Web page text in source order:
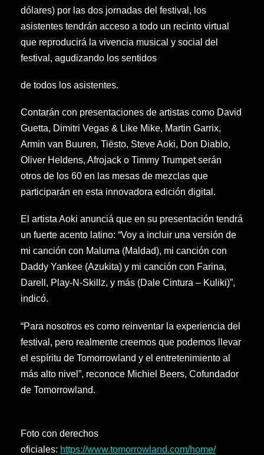
dólares) por las dos jornadas del festival, los
asistentes tendrán acceso a todo un recinto virtual
que reproducirá la vivencia musical y social del
festival, agudizando los sentidos
de todos los asistentes.
Contarán con presentaciones de artistas como David
Guetta, Dimitri Vegas & Like Mike, Martin Garrix,
Armin van Buuren, Tiësto, Steve Aoki, Don Diablo,
Oliver Heldens, Afrojack o Timmy Trumpet serán
otros de los 60 en las mesas de mezclas que
participarán en esta innovadora edición digital.
El artista Aoki anunciá que en su presentación tendrá
un fuerte acento latino: “Voy a incluir una versión de
mi canción con Maluma (Maldad), mi canción con
Daddy Yankee (Azukita) y mi canción con Farina,
Darell, Play-N-Skillz, y más (Dale Cintura – Kuliki)”,
indicó.
“Para nosotros es como reinventar la experiencia del
festival, pero realmente creemos que podemos llevar
el espíritu de Tomorrowland y el entretenimiento al
más alto nivel”, reconoce Michiel Beers, Cofundador
de Tomorrowland.
Foto con derechos
oficiales: https://www.tomorrowland.com/home/